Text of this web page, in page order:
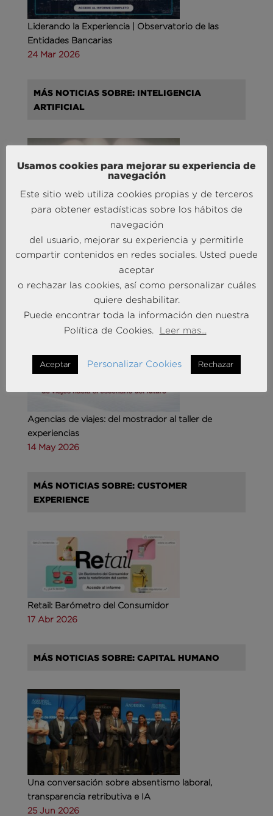
Liderando la Experiencia | Observatorio de las
Entidades Bancarias
24 Mar 2026
MÁS NOTICIAS SOBRE: INTELIGENCIA
ARTIFICIAL
Andersen Consulting refuerza su equipo en España
con la incorporación de Carlos Alonso y Javier
MÁS NOTICIAS SOBRE: TURISMO & OCIO
Agencias de viajes: del mostrador al taller de
experiencias
14 May 2026
MÁS NOTICIAS SOBRE: CUSTOMER
EXPERIENCE
Retail: Barómetro del Consumidor
17 Abr 2026
MÁS NOTICIAS SOBRE: CAPITAL HUMANO
Una conversación sobre absentismo laboral,
transparencia retributiva e IA
25 Jun 2026
Usamos cookies para mejorar su experiencia de
navegación
Este sitio web utiliza cookies propias y de terceros
para obtener estadísticas sobre los hábitos de
navegación
del usuario, mejorar su experiencia y permitirle
compartir contenidos en redes sociales. Usted puede
aceptar
o rechazar las cookies, así como personalizar cuáles
quiere deshabilitar.
Puede encontrar toda la información den nuestra
Política de Cookies.
Leer mas...
Aceptar Personalizar Cookies Rechazar